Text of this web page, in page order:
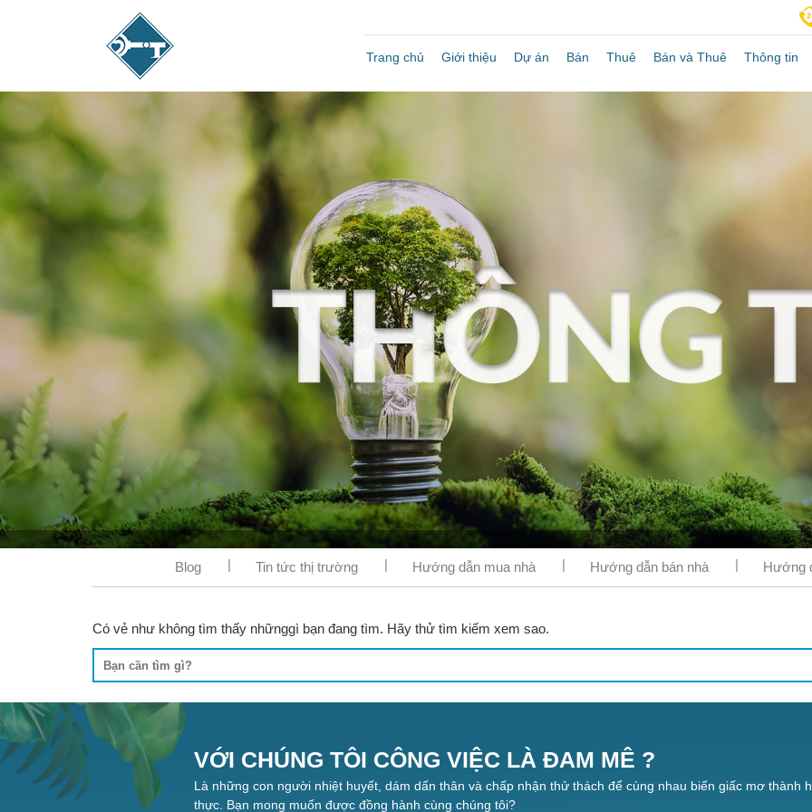
Trang chủ Giới thiệu Dự án Bán Thuê Bán và Thuê Thông tin
Blog Tin tức thị trường Hướng dẫn mua nhà Hướng dẫn bán nhà Hướng
Có vẻ như không tìm thấy nhữnggì bạn đang tìm. Hãy thử tìm kiếm xem sao.
VỚI CHÚNG TÔI CÔNG VIỆC LÀ ĐAM MÊ ?
Là những con người nhiệt huyết, dám dấn thân và chấp nhận thử thách để cùng nhau biến giấc mơ thành
thực. Bạn mong muốn được đồng hành cùng chúng tôi?